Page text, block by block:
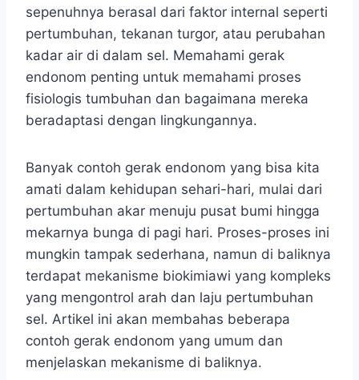
sepenuhnya berasal dari faktor internal seperti
pertumbuhan, tekanan turgor, atau perubahan
kadar air di dalam sel. Memahami gerak
endonom penting untuk memahami proses
fisiologis tumbuhan dan bagaimana mereka
beradaptasi dengan lingkungannya.
Banyak contoh gerak endonom yang bisa kita
amati dalam kehidupan sehari-hari, mulai dari
pertumbuhan akar menuju pusat bumi hingga
mekarnya bunga di pagi hari. Proses-proses ini
mungkin tampak sederhana, namun di baliknya
terdapat mekanisme biokimiawi yang kompleks
yang mengontrol arah dan laju pertumbuhan
sel. Artikel ini akan membahas beberapa
contoh gerak endonom yang umum dan
menjelaskan mekanisme di baliknya.